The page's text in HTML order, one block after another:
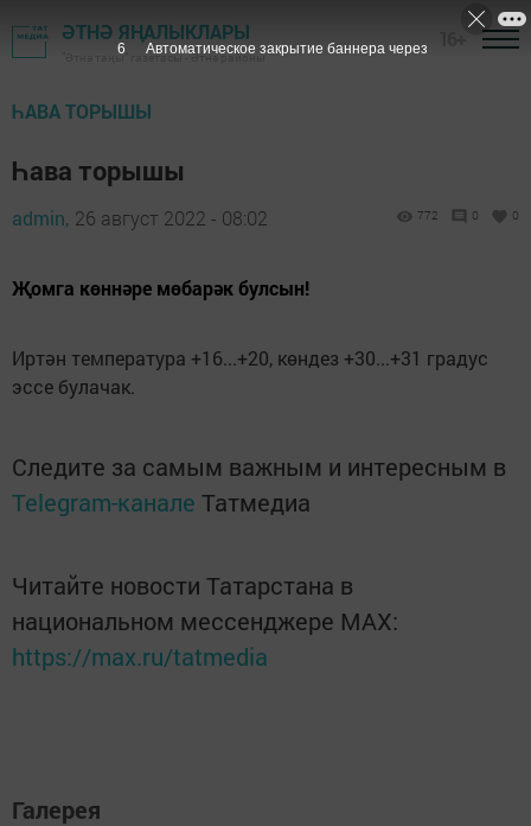
ӘТНӘ ЯҢАЛЫКЛАРЫ
"Әтнә таңы" газетасы - Әтнә районы
ҺАВА ТОРЫШЫ
Һава торышы
admin, 26 август 2022 - 08:02 772 0 0
Җомга көннәре мөбарәк булсын!
Иртән температура +16...+20, көндез +30...+31 градус
эссе булачак.
Следите за самым важным и интересным в
Telegram-канале Татмедиа
Читайте новости Татарстана в
национальном мессенджере MАХ:
https://max.ru/tatmedia
Галерея
5 Автоматическое закрытие баннера через